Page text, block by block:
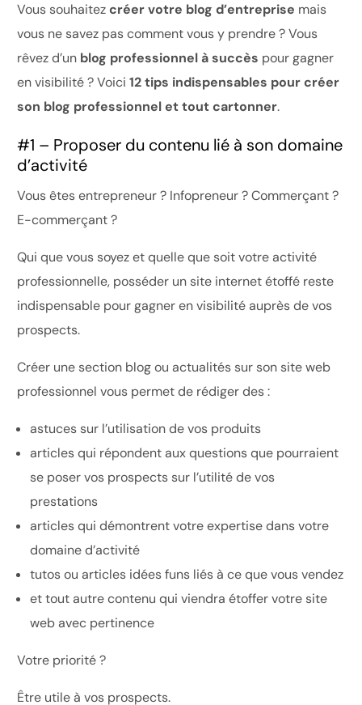
Vous souhaitezcréer votre blog d’entreprise mais
vous ne savez pas comment vous y prendre ? Vous
rêvez d’un blog professionnel à succès pour gagner
en visibilité ? Voici12 tips indispensables pour créer
son blog professionnel et tout cartonner.
#1 – Proposer du contenu lié à son domaine
d’activité
Vous êtes entrepreneur ? Infopreneur ? Commerçant ?
E-commerçant ?
Qui que vous soyez et quelle que soit votre activité
professionnelle, posséder un site internet étoffé reste
indispensable pour gagner en visibilité auprès de vos
prospects.
Créer une section blog ou actualités sur son site web
professionnel vous permet de rédiger des :
astuces sur l’utilisation de vos produits
articles qui répondent aux questions que pourraient
se poser vos prospects sur l’utilité de vos
prestations
articles qui démontrent votre expertise dans votre
domaine d’activité
tutos ou articles idées funs liés à ce que vous vendez
et tout autre contenu qui viendra étoffer votre site
web avec pertinence
Votre priorité ?
Être utile à vos prospects.